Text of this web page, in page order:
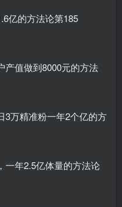
亿的方法论第185
产值做到8000元的方法
3万精准粉一年2个亿的方
一年2.5亿体量的方法论